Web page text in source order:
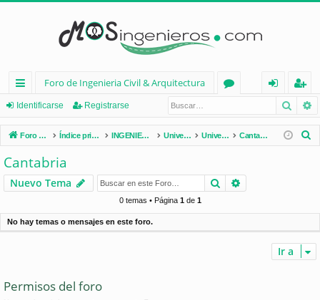
nl
ac
es
rá
pi
d
Foro de Ingenieria Civil & Arquitectura
os
nt
ifi
e
eg
ist
ra
Identificarse Registrarse
Foro de Ingenieria Civil & Arquitectura Índice principal INGENIERÍA CIVIL (España) Universidades de España Universidades por Comunidades Cantabria
r
Cantabria
Nuevo Tema Buscar
0 temas • Página 1de 1
No hay temas o mensajes en este foro.
Ir a
Permisos del foro